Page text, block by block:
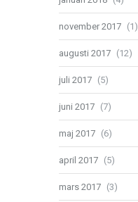
november 2017 (1)
augusti 2017 (12)
juli 2017 (5)
juni 2017 (7)
maj 2017 (6)
april 2017 (5)
mars 2017 (3)